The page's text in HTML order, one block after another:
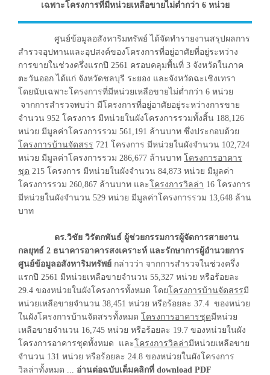
เฉพาะโครงการที่มีหน่วยเหลือขายไม่ต่ำกว่า 6 หน่วย
ศูนย์ข้อมูลอสังหาริมทรัพย์ ได้จัดทำรายงานสรุปผลการ
สำรวจอุปทานและอุปสงค์ของโครงการที่อยู่อาศัยที่อยู่ระหว่าง
การขายในช่วงครึ่งแรกปี 2561 ครอบคลุมพื้นที่ 3 จังหวัดในภาค
ตะวันออก ได้แก่ จังหวัดชลบุรี ระยอง และจังหวัดฉะเชิงเทรา
โดยนับเฉพาะโครงการที่มีหน่วยเหลือขายไม่ต่ำกว่า 6 หน่วย
จากการสำรวจพบว่า มีโครงการที่อยู่อาศัยอยู่ระหว่างการขาย
จำนวน 952 โครงการ มีหน่วยในผังโครงการรวมทั้งสิ้น 188,126
หน่วย มีมูลค่าโครงการรวม 561,191 ล้านบาท ซึ่งประกอบด้วย
โครงการบ้านจัดสรร 721 โครงการ มีหน่วยในผังจำนวน 102,724
หน่วย มีมูลค่าโครงการรวม 286,677 ล้านบาท โครงการอาคาร
ชุด 215 โครงการ มีหน่วยในผังจำนวน 84,873 หน่วย มีมูลค่า
โครงการรวม 260,867 ล้านบาท และ โครงการวิลล่า 16 โครงการ
มีหน่วยในผังจำนวน 529 หน่วย มีมูลค่าโครงการรวม 13,648 ล้าน
บาท
ดร.วิชัย วิรัตกพันธ์ ผู้ช่วยกรรมการผู้จัดการสายงาน
กลยุทธ์ 2 ธนาคารอาคารสงเคราะห์ และรักษาการผู้อำนวยการ
ศูนย์ข้อมูลอสังหาริมทรัพย์ กล่าวว่า จากการสำรวจในช่วงครึ่ง
แรกปี 2561 มีหน่วยเหลือขายจำนวน 55,327 หน่วย หรือร้อยละ
29.4 ของหน่วยในผังโครงการทั้งหมด โดย โครงการบ้านจัดสรรมี
หน่วยเหลือขายจำนวน 38,451 หน่วย หรือร้อยละ 37.4 ของหน่วย
ในผังโครงการบ้านจัดสรรทั้งหมด โครงการอาคารชุดมีหน่วย
เหลือขายจำนวน 16,745 หน่วย หรือร้อยละ 19.7 ของหน่วยในผัง
โครงการอาคารชุดทั้งหมด และ โครงการวิลล่ามีหน่วยเหลือขาย
จำนวน 131 หน่วย หรือร้อยละ 24.8 ของหน่วยในผังโครงการ
วิลล่าทั้งหมด ... อ่านต่อฉบับเต็มคลิกที่ download PDF